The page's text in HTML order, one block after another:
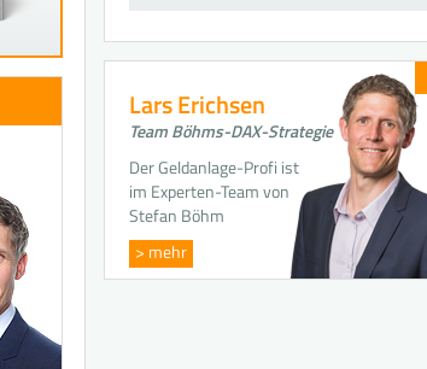
Lars Erichsen
Team Böhms-DAX-Strategie
Der Geldanlage-Profi ist
im Experten-Team von
Stefan Böhm
> mehr